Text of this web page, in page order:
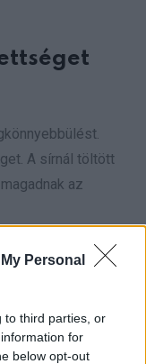
Personal
to third parties, or
for
below opt-out
A sírnál töltött
az
nélkül zajlik,